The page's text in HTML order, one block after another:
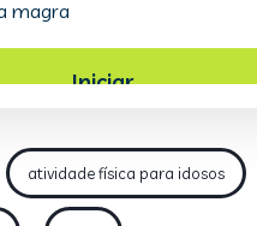
atividade física para idosos